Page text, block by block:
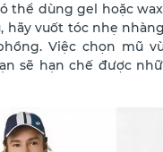
thể dùng gel hoặc
hãy vuốt tóc nhẹ
Việc chọn mũ
sẽ hạn chế được